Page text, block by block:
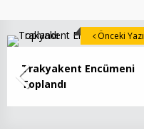
Trakyakent Encümeni
Toplandı
Önceki Yazı